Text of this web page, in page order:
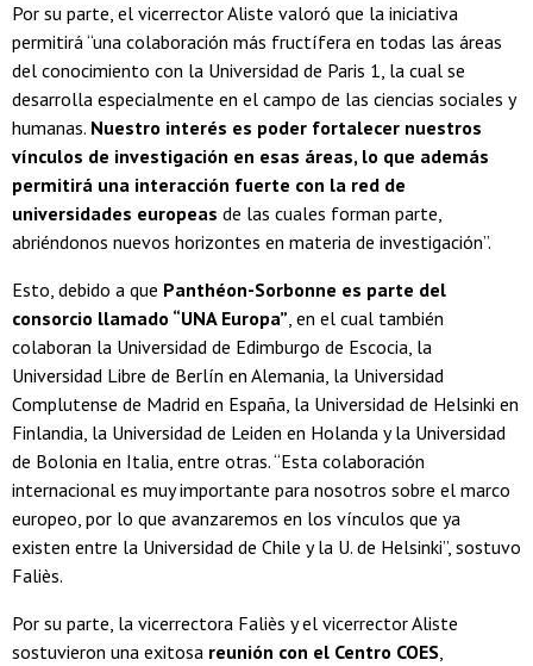
Por su parte, el vicerrector Aliste valoró que la iniciativa
permitirá “una colaboración más fructífera en todas las áreas
del conocimiento con la Universidad de Paris 1, la cual se
desarrolla especialmente en el campo de las ciencias sociales y
humanas. Nuestro interés es poder fortalecer nuestros
vínculos de investigación en esas áreas, lo que además
permitirá una interacción fuerte con la red de
universidades europeas de las cuales forman parte,
abriéndonos nuevos horizontes en materia de investigación”.
Esto, debido a que Panthéon-Sorbonne es parte del
consorcio llamado “UNA Europa” , en el cual también
colaboran la Universidad de Edimburgo de Escocia, la
Universidad Libre de Berlín en Alemania, la Universidad
Complutense de Madrid en España, la Universidad de Helsinki en
Finlandia, la Universidad de Leiden en Holanda y la Universidad
de Bolonia en Italia, entre otras. “Esta colaboración
internacional es muy importante para nosotros sobre el marco
europeo, por lo que avanzaremos en los vínculos que ya
existen entre la Universidad de Chile y la U. de Helsinki”, sostuvo
Faliès.
Por su parte, la vicerrectora Faliès y el vicerrector Aliste
sostuvieron una exitosa reunión con el Centro COES